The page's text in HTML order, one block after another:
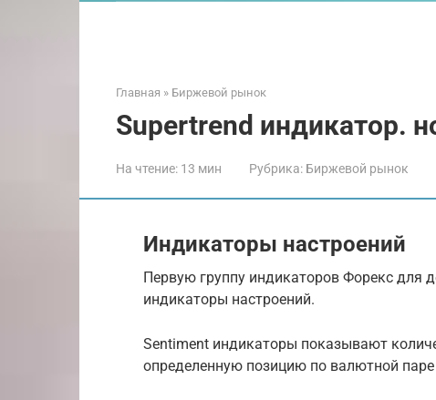
Главная » Биржевой рынок
Supertrend индикатор.
На чтение: 13 мин Рубрика: Биржевой рынок
Индикаторы настроений
Первую группу индикаторов Форекс для
индикаторы настроений.
Sentiment индикаторы показывают
определенную позицию по валютной